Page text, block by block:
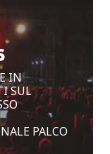
IN
SUL
PALCO